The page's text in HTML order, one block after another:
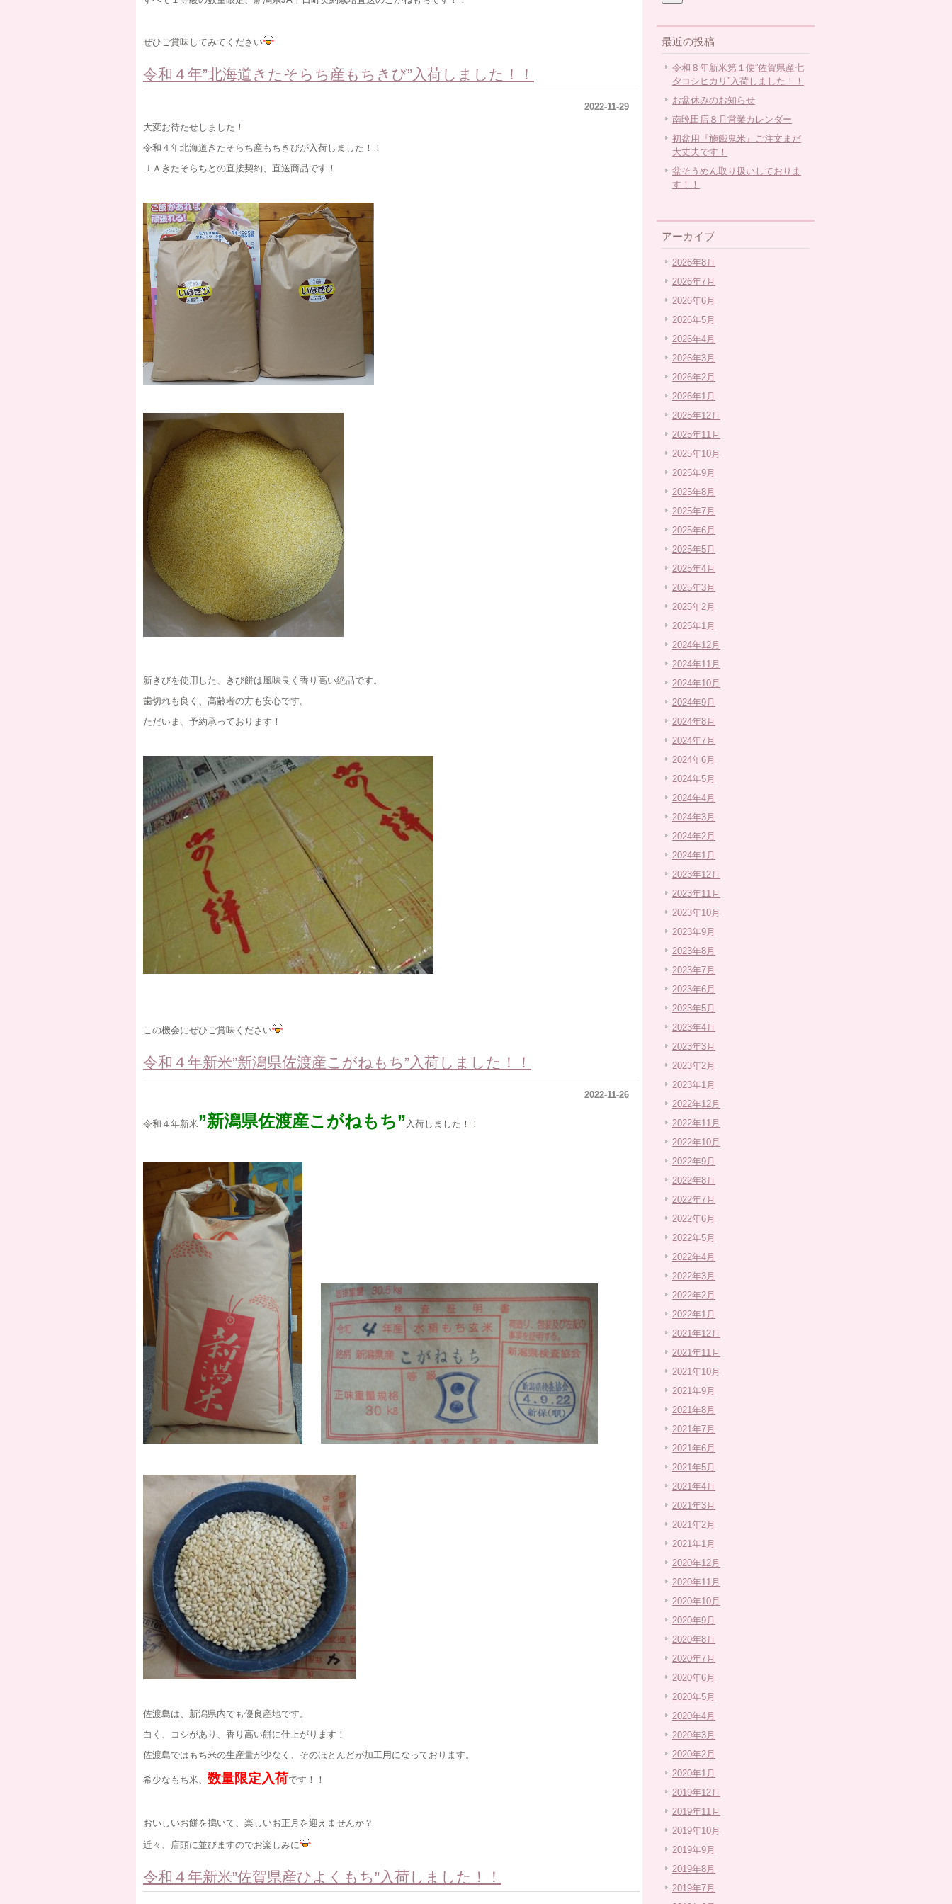
ぜひご賞味してみてください
令和４年”北海道きたそらち産もちきび”入荷しました！！
2022-11-29
大変お待たせしました！
令和４年北海道きたそらち産もちきびが入荷しました！！
ＪＡきたそらちとの直接契約、直送商品です！
新きびを使用した、きび餅は風味良く香り高い絶品です。
歯切れも良く、高齢者の方も安心です。
ただいま、予約承っております！
この機会にぜひご賞味ください
令和４年新米”新潟県佐渡産こがねもち”入荷しました！！
2022-11-26
令和４年新米”新潟県佐渡産こがねもち” 入荷しました！！
佐渡島は、新潟県内でも優良産地です。
白く、コシがあり、香り高い餅に仕上がります！
佐渡島ではもち米の生産量が少なく、そのほとんどが加工用になっております。
希少なもち米、 数量限定入荷です！！
おいしいお餅を搗いて、楽しいお正月を迎えませんか？
近々、店頭に並びますのでお楽しみに
令和４年新米”佐賀県産ひよくもち”入荷しました！！
最近の投稿
令和８年新米第１便”佐賀県産七
夕コシヒカリ”入荷しました！！
お盆休みのお知らせ
南晩田店８月営業カレンダー
初盆用『施餓鬼米』ご注文まだ
大丈夫です！
盆そうめん取り扱いしておりま
す！！
アーカイブ
2026年8月
2026年7月
2026年6月
2026年5月
2026年4月
2026年3月
2026年2月
2026年1月
2025年12月
2025年11月
2025年10月
2025年9月
2025年8月
2025年7月
2025年6月
2025年5月
2025年4月
2025年3月
2025年2月
2025年1月
2024年12月
2024年11月
2024年10月
2024年9月
2024年8月
2024年7月
2024年6月
2024年5月
2024年4月
2024年3月
2024年2月
2024年1月
2023年12月
2023年11月
2023年10月
2023年9月
2023年8月
2023年7月
2023年6月
2023年5月
2023年4月
2023年3月
2023年2月
2023年1月
2022年12月
2022年11月
2022年10月
2022年9月
2022年8月
2022年7月
2022年6月
2022年5月
2022年4月
2022年3月
2022年2月
2022年1月
2021年12月
2021年11月
2021年10月
2021年9月
2021年8月
2021年7月
2021年6月
2021年5月
2021年4月
2021年3月
2021年2月
2021年1月
2020年12月
2020年11月
2020年10月
2020年9月
2020年8月
2020年7月
2020年6月
2020年5月
2020年4月
2020年3月
2020年2月
2020年1月
2019年12月
2019年11月
2019年10月
2019年9月
2019年8月
2019年7月